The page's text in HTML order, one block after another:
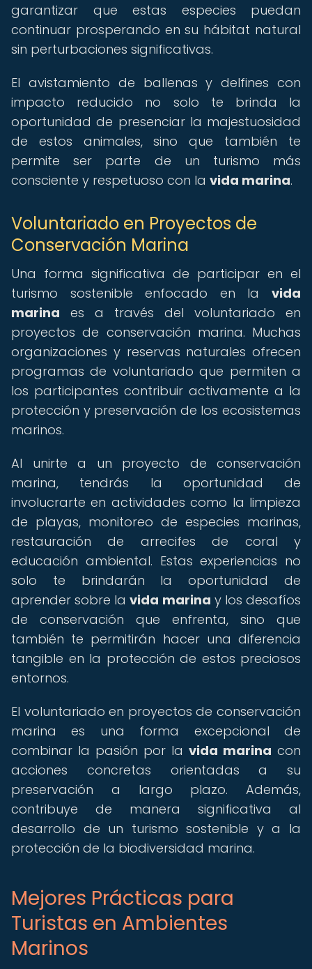
garantizar que estas especies puedan
continuar prosperando en su hábitat natural
sin perturbaciones significativas.
El avistamiento de ballenas y delfines con
impacto reducido no solo te brinda la
oportunidad de presenciar la majestuosidad
de estos animales, sino que también te
permite ser parte de un turismo más
consciente y respetuoso con la vida marina.
Voluntariado en Proyectos de
Conservación Marina
Una forma significativa de participar en el
turismo sostenible enfocado en la vida
marina es a través del voluntariado en
proyectos de conservación marina. Muchas
organizaciones y reservas naturales ofrecen
programas de voluntariado que permiten a
los participantes contribuir activamente a la
protección y preservación de los ecosistemas
marinos.
Al unirte a un proyecto de conservación
marina, tendrás la oportunidad de
involucrarte en actividades como la limpieza
de playas, monitoreo de especies marinas,
restauración de arrecifes de coral y
educación ambiental. Estas experiencias no
solo te brindarán la oportunidad de
aprender sobre lavida marina y los desafíos
de conservación que enfrenta, sino que
también te permitirán hacer una diferencia
tangible en la protección de estos preciosos
entornos.
El voluntariado en proyectos de conservación
marina es una forma excepcional de
combinar la pasión por la vida marina con
acciones concretas orientadas a su
preservación a largo plazo. Además,
contribuye de manera significativa al
desarrollo de un turismo sostenible y a la
protección de la biodiversidad marina.
Mejores Prácticas para
Turistas en Ambientes
Marinos